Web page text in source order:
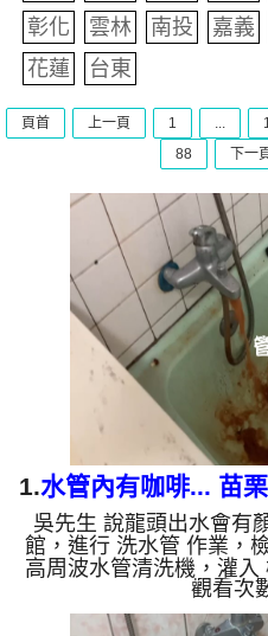
彰化
雲林 南投 嘉義
花蓮
台東
頁首 上一頁 1 ...
88
下一
1.水管內有咖啡... 苗
吳先生 說龍頭出水會有
館，進行 洗水管 作業，
高周波水管清洗機，灌
分，開啟 水管清洗機 ，
出髒水，突然變成棕色
觀看次